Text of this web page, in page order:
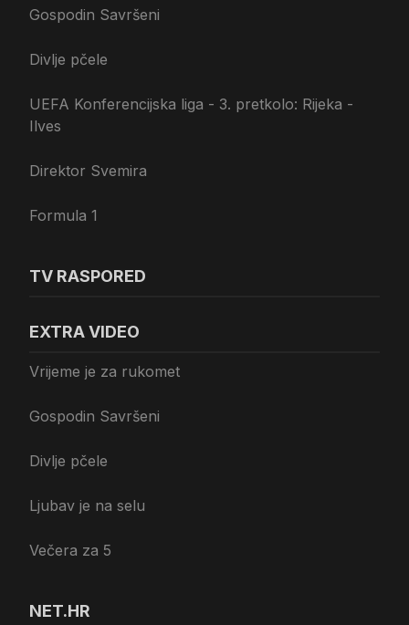
Gospodin Savršeni
Divlje pčele
UEFA Konferencijska liga - 3. pretkolo: Rijeka -
Ilves
Direktor Svemira
Formula 1
TV RASPORED
EXTRA VIDEO
Vrijeme je za rukomet
Gospodin Savršeni
Divlje pčele
Ljubav je na selu
Večera za 5
NET.HR